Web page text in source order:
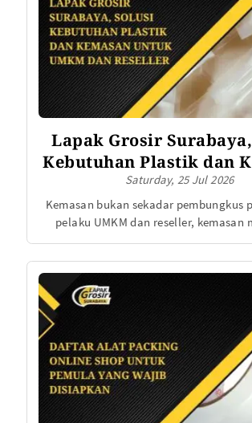
Lapak Grosir
Kebutuhan Plastik dan
untuk UMKM dan
Saturday, 25 Jul 2026
Kemasan bukan sekadar pembungkus
pelaku UMKM dan reseller, kemasan
melindungi barang, menjaga
mempermudah distribusi, serta
profesional di mata pelanggan.
sederhana pun bisa terlihat lebih
pelaku usaha memilih bentuk, ukuran,
kemasan yang tepat.